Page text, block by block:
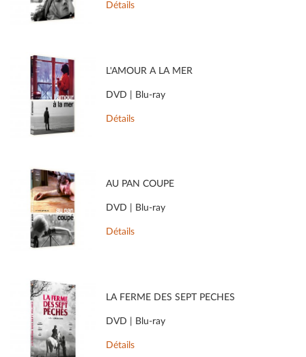
Détails
L'AMOUR À LA MER
DVD | Blu-ray
Détails
AU PAN COUPÉ
DVD | Blu-ray
Détails
LA FERME DES SEPT PÉCHÉS
DVD | Blu-ray
Détails